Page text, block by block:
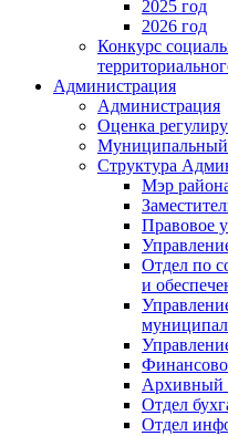
2025 год
2026 год
Конкурс
Администрация
Администрация
Оценка
Муниципальный
Структура
Мэр
Правовое
Отдел по
и
Архивный
Отдел
Отдел